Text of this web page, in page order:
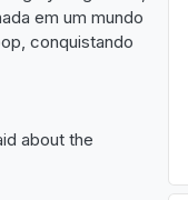
em um mundo
conquistando
about the